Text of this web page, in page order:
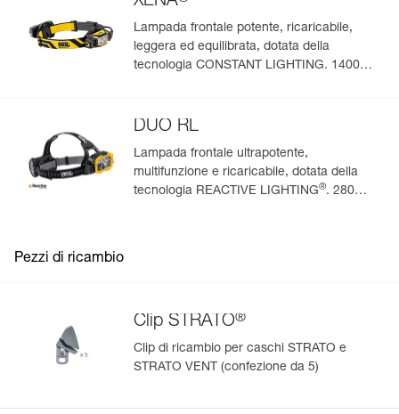
Lampada frontale potente, ricaricabile,
leggera ed equilibrata, dotata della
tecnologia CONSTANT LIGHTING. 1400
DUO RL
Lampada frontale ultrapotente,
multifunzione e ricaricabile, dotata della
tecnologia REACTIVE LIGHTING®. 2800
Pezzi di ricambio
Clip STRATO®
Clip di ricambio per caschi STRATO e
STRATO VENT (confezione da 5)